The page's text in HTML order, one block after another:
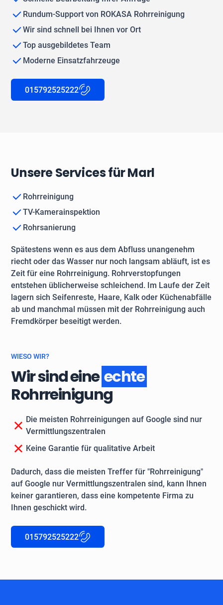
Rundum-Support von ROKASA Rohrreinigung
Wir sind schnell bei Ihnen vor Ort
Top ausgebildetes Team
Moderne Einsatzfahrzeuge
015792525222
Unsere Services für Marl
Rohrreinigung
TV-Kamerainspektion
Rohrsanierung
Spätestens wenn es aus dem Abfluss unangenehm
riecht oder das Wasser nur noch langsam abläuft, ist es
Zeit für eine Rohrreinigung. Rohrverstopfungen
entstehen üblicherweise schleichend. Im Laufe der Zeit
lagern sich Seifenreste, Haare, Kalk oder Küchenabfälle
ab und manchmal müssen mit der Rohrreinigung auch
Fremdkörper beseitigt werden.
WIESO WIR?
Wir sind eineechte
Rohrreinigung
Die meisten Rohrreinigungen auf Google sind nur
Vermittlungszentralen
Keine Garantie für qualitative Arbeit
Dadurch, dass die meisten Treffer für "Rohrreinigung"
auf Google nur Vermittlungszentralen sind, kann Ihnen
keiner garantieren, dass eine kompetente Firma zu
Ihnen geschickt wird.
015792525222